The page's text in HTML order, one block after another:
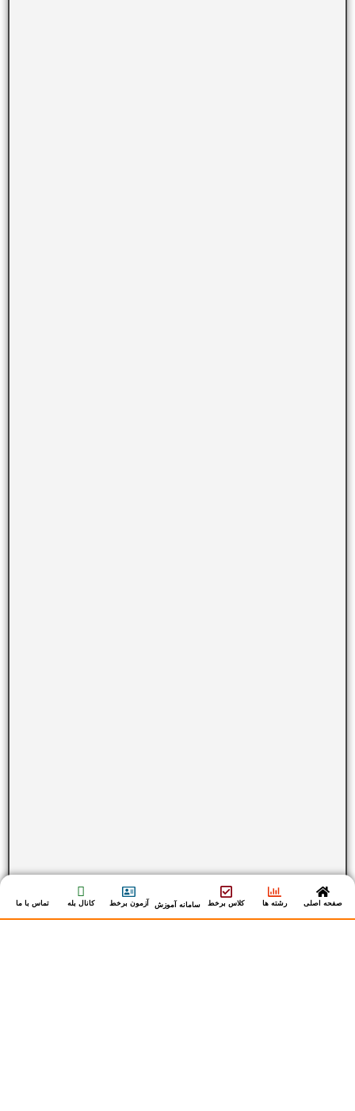
صفحه اصلی رشته ها کلاس برخط سامانه آموزش آزمون برخط کانال بله تماس با ما